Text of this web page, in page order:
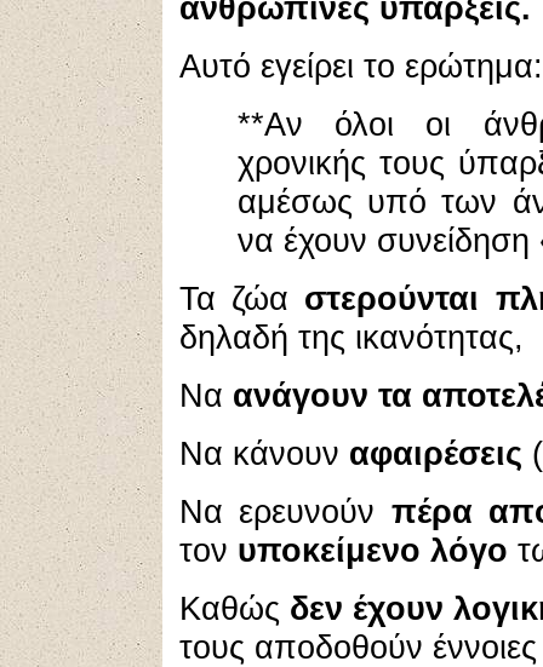
ανθρώπινες υπάρξεις.
Αυτό εγείρει το ερώτημα:
**Αν όλοι οι
χρονικής τους
αμέσως υπό των
να έχουν συνείδηση
Τα ζώα στερούνται
δηλαδή της ικανότητας,
Να ανάγουν τα
Να κάνουν αφαιρέσεις
Να ερευνούν πέρα
τον υποκείμενο λόγο
Καθώς δεν έχουν
τους αποδοθούν